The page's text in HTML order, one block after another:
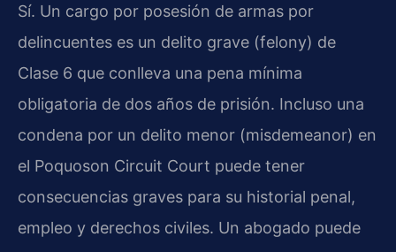
Sí. Un cargo por posesión de armas por
delincuentes es un delito grave (felony) de
Clase 6 que conlleva una pena mínima
obligatoria de dos años de prisión. Incluso una
condena por un delito menor (misdemeanor) en
el Poquoson Circuit Court puede tener
consecuencias graves para su historial penal,
empleo y derechos civiles. Un abogado puede